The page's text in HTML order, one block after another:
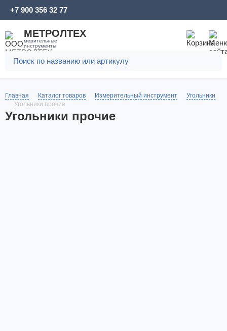
МЕТРОЛТЕХ
мерительные
инструменты
+7 900 356 32 77
Главная Каталог товаров Измерительный инструмент
Угольники
Угольники прочие
Угольники прочие